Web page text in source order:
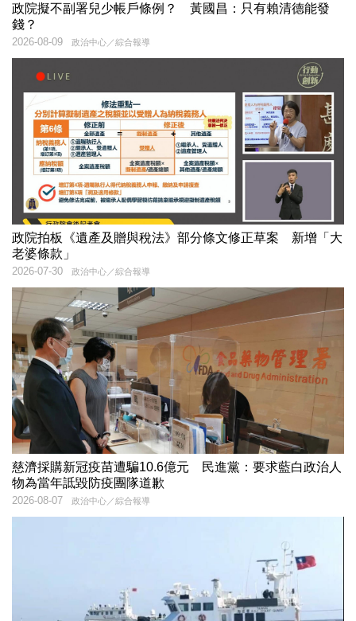
政院擬不副署兒少帳戶條例？ 黃國昌：只有賴清德能發
錢？
政治中心／綜合報導
2026-08-09
政院拍板《遺產及贈與稅法》部分條文修正草案 新增「大
老婆條款」
政治中心／綜合報導
2026-07-30
慈濟採購新冠疫苗遭騙10.6億元 民進黨：要求藍白政治人
物為當年詆毀防疫團隊道歉
政治中心／綜合報導
2026-08-07